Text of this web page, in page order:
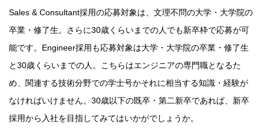
Sales & Consultant採用の応募対象は、文理不問の大学・大学院の
卒業・修了生。さらに30歳くらいまでの人でも新卒枠で応募が可
能です。Engineer採用も応募対象は大学・大学院の卒業・修了生
と30歳くらいまでの人。こちらはエンジニアの専門職となるた
め、関連する技術分野での学士号かそれに相当する知識・経験が
なければいけません。30歳以下の既卒・第二新卒であれば、新卒
採用から入社を目指してみてはいかがでしょうか。